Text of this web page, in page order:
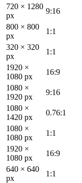
720 × 1280
px
9:16
800 × 800
px
1:1
320 × 320
px
1:1
1920 ×
1080 px
16:9
1080 ×
1920 px
9:16
1080 ×
1420 px
0.76:1
1080 ×
1080 px
1:1
1920 ×
1080 px
16:9
640 × 640
px
1:1